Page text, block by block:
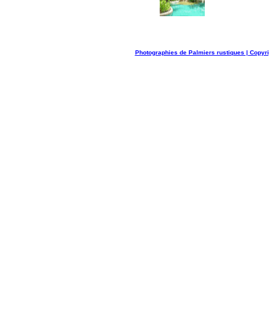
Photographies de Palmiers rustiques |